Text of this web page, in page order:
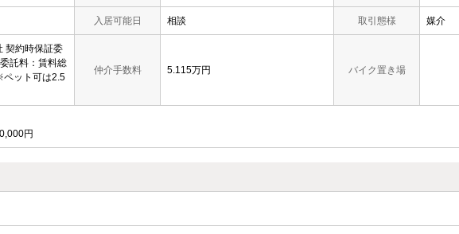
入居可能日 相談 取引態様 媒介
契約時保証委
託料：賃料総
ット可は2.5
仲介手数料 5.115万円 バイク置き場
円